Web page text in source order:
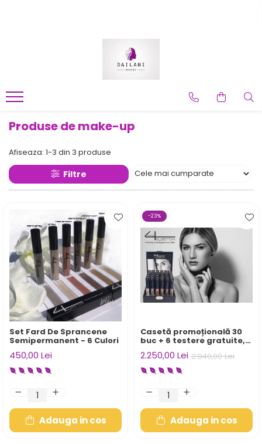
Produse de make-up
Afiseaza: 1-3 din 3 produse
Filtre
Set Fard De Sprancene
Semipermanent - 6 Culori
450,00 Lei
Adauga in cos
-23%
Casetă promoțională 30
buc + 6 testere gratuite,
afișe și pliante
2.940,00 Lei
2.250,00 Lei
Adauga in cos